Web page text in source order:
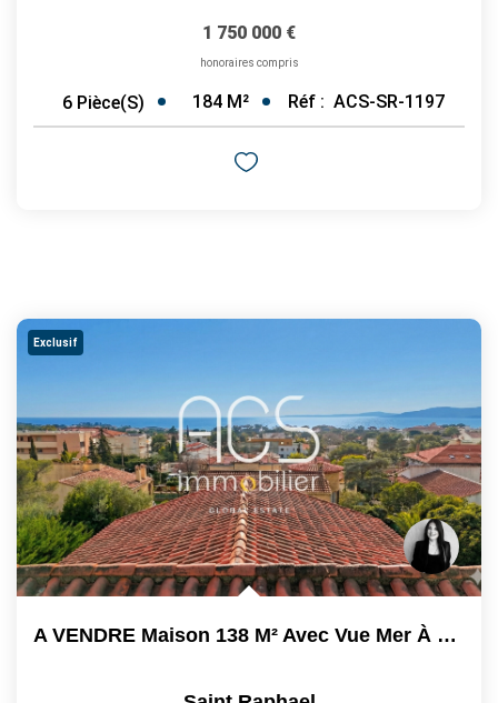
1 750 000 €
honoraires compris
6 Pièce(s) 184 M² Réf : ACS-SR-1197
Exclusif
A VENDRE Maison 138 M² Avec Vue Mer À Saint-Raphaël...